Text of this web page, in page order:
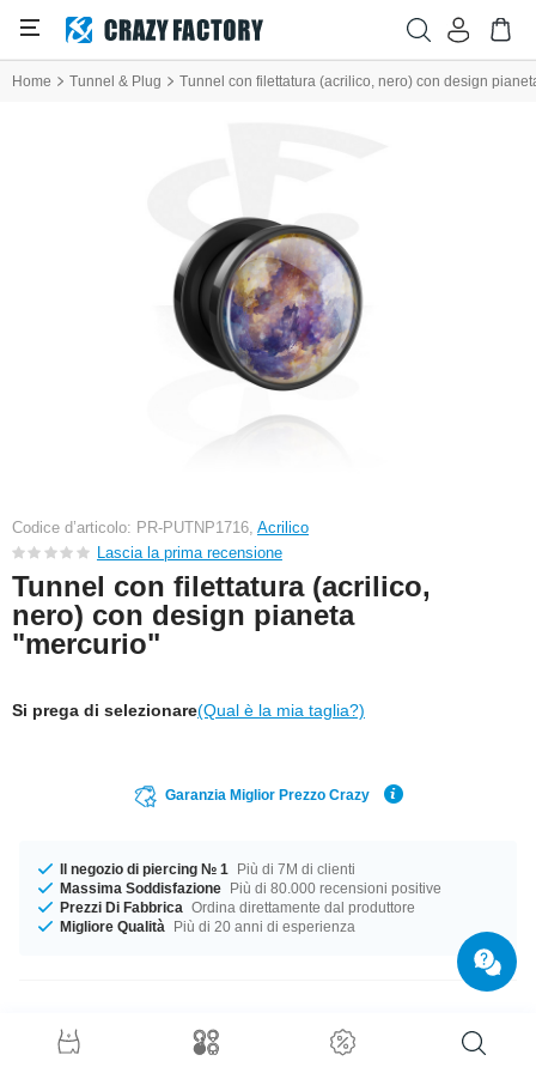
Home Tunnel & Plug Tunnel con filettatura (acrilico, nero) con design
Codice d’articolo: PR-PUTNP1716, Acrilico
Lascia la prima recensione
Tunnel con filettatura (acrilico,
nero) con design pianeta
"mercurio"
Si prega di selezionare(Qual è la mia taglia?)
Garanzia Miglior Prezzo Crazy
Il negozio di piercing № 1
Più di 7M di clienti
Massima Soddisfazione Più di 80.000 recensioni positive
Prezzi Di Fabbrica Ordina direttamente dal produttore
Migliore Qualità
Più di 20 anni di esperienza
Dettagli prodotto